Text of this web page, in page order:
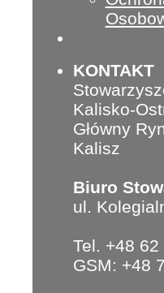
KONTAKT
Kalisko-
Główny
Kalisz
Biuro
ul.
Tel. +48
GSM: +48